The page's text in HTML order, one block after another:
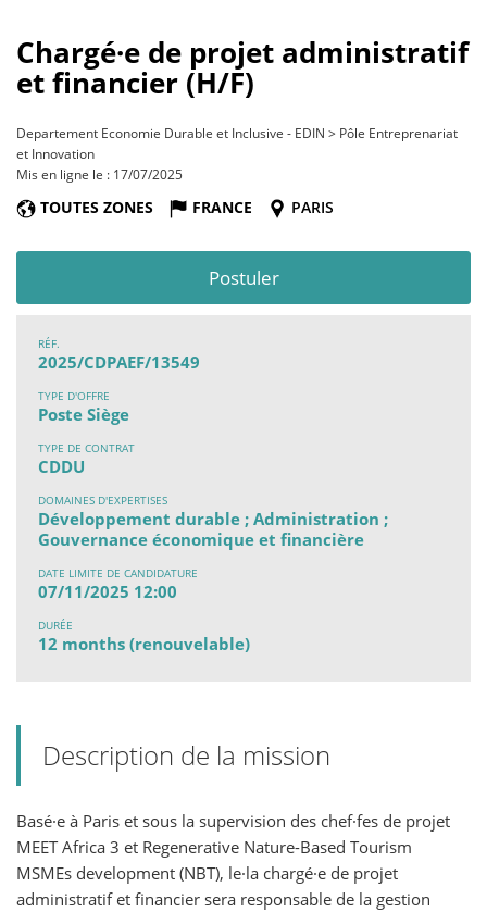
Chargé·e de projet administratif
et financier (H/F)
Departement Economie Durable et Inclusive - EDIN > Pôle Entreprenariat
et Innovation
Mis en ligne le : 17/07/2025
TOUTES ZONES FRANCE PARIS
Postuler
RÉF.
2025/CDPAEF/13549
TYPE D'OFFRE
Poste Siège
TYPE DE CONTRAT
CDDU
DOMAINES D'EXPERTISES
Développement durable ; Administration ;
Gouvernance économique et financière
DATE LIMITE DE CANDIDATURE
07/11/2025 12:00
DURÉE
12 months (renouvelable)
Description de la mission
Basé·e à Paris et sous la supervision des chef·fes de projet
MEET Africa 3 et Regenerative Nature-Based Tourism
MSMEs development (NBT), le·la chargé·e de projet
administratif et financier sera responsable de la gestion